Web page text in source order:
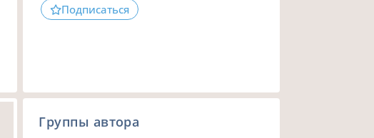
Подписаться
Группы автора